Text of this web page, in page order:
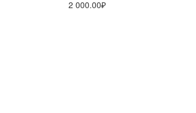
2 000.00₽